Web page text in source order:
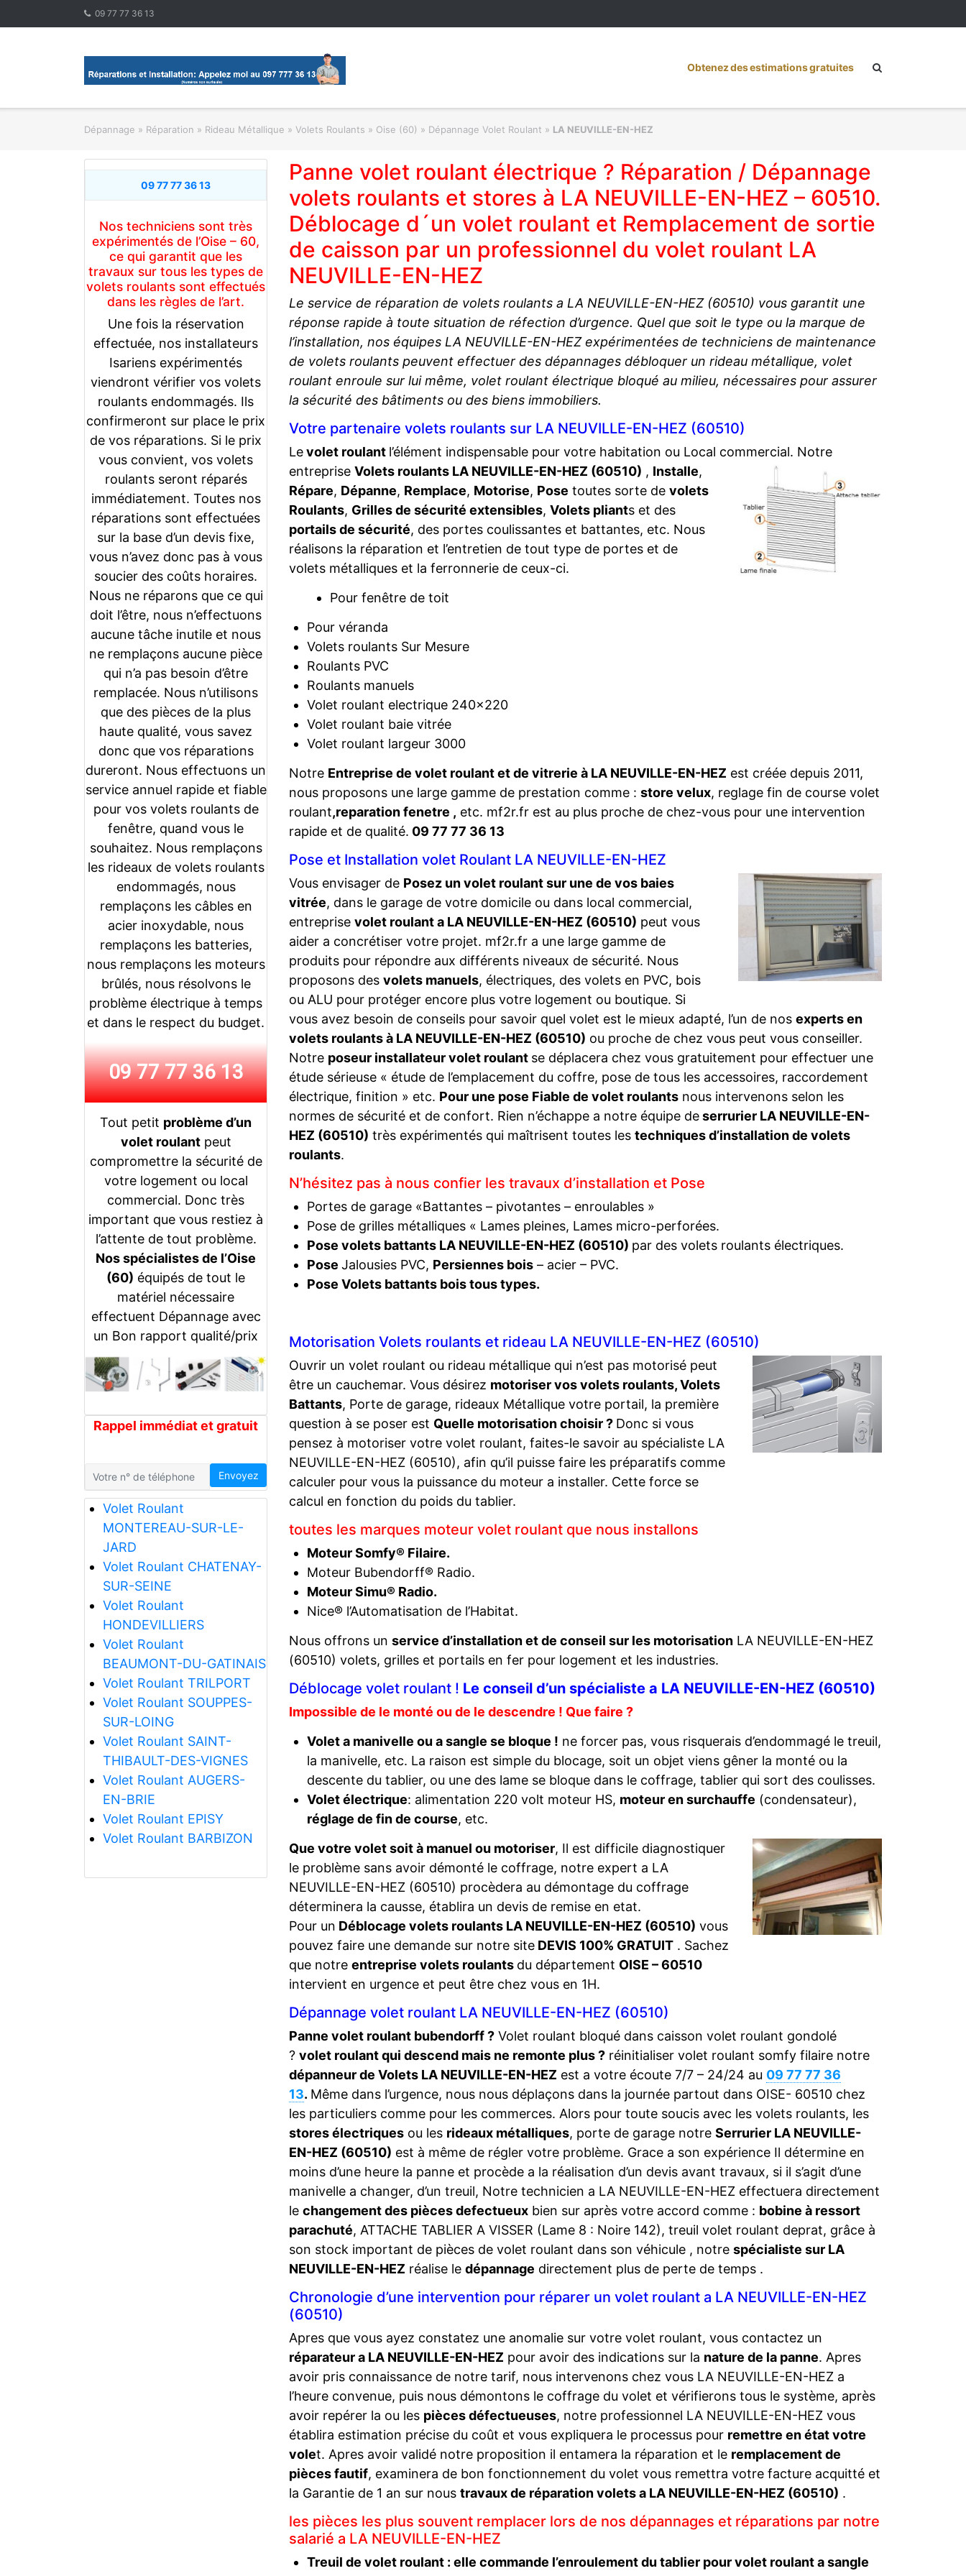
09 77 77 36 13
Obtenez des estimations gratuites
Dépannage » Réparation » Rideau Métallique » Volets Roulants » Oise (60) » Dépannage Volet Roulant » LA NEUVILLE-EN-HEZ
09 77 77 36 13
Nos techniciens sont très
expérimentés de l’Oise – 60,
ce qui garantit que les
travaux sur tous les types de
volets roulants sont effectués
dans les règles de l’art.
Une fois la réservation
effectuée, nos installateurs
Isariens expérimentés
viendront vérifier vos volets
roulants endommagés. Ils
confirmeront sur place le prix
de vos réparations. Si le prix
vous convient, vos volets
roulants seront réparés
immédiatement. Toutes nos
réparations sont effectuées
sur la base d’un devis fixe,
vous n’avez donc pas à vous
soucier des coûts horaires.
Nous ne réparons que ce qui
doit l’être, nous n’effectuons
aucune tâche inutile et nous
ne remplaçons aucune pièce
qui n’a pas besoin d’être
remplacée. Nous n’utilisons
que des pièces de la plus
haute qualité, vous savez
donc que vos réparations
dureront. Nous effectuons un
service annuel rapide et fiable
pour vos volets roulants de
fenêtre, quand vous le
souhaitez. Nous remplaçons
les rideaux de volets roulants
endommagés, nous
remplaçons les câbles en
acier inoxydable, nous
remplaçons les batteries,
nous remplaçons les moteurs
brûlés, nous résolvons le
problème électrique à temps
et dans le respect du budget.
09 77 77 36 13
Tout petit problème d’un
volet roulantpeut
compromettre la sécurité de
votre logement ou local
commercial. Donc très
important que vous restiez à
l’attente de tout problème.
Nos spécialistes de l’Oise
(60) équipés de tout le
matériel nécessaire
effectuent Dépannage avec
un Bon rapport qualité/prix
Rappel immédiat et gratuit
Envoyez
Volet Roulant
MONTEREAU-SUR-LE-
JARD
Volet Roulant CHATENAY-
SUR-SEINE
Volet Roulant
HONDEVILLIERS
Volet Roulant
BEAUMONT-DU-GATINAIS
Volet Roulant TRILPORT
Volet Roulant SOUPPES-
SUR-LOING
Volet Roulant SAINT-
THIBAULT-DES-VIGNES
Volet Roulant AUGERS-
EN-BRIE
Volet Roulant EPISY
Volet Roulant BARBIZON
Panne volet roulant électrique ? Réparation / Dépannage
volets roulants et stores à LA NEUVILLE-EN-HEZ – 60510.
Déblocage d´un volet roulant et Remplacement de sortie
de caisson par un professionnel du volet roulant LA
NEUVILLE-EN-HEZ
Le service de réparation de volets roulants a LA NEUVILLE-EN-HEZ (60510) vous garantit une
réponse rapide à toute situation de réfection d’urgence. Quel que soit le type ou la marque de
l’installation, nos équipes LA NEUVILLE-EN-HEZ expérimentées de techniciens de maintenance
de volets roulants peuvent effectuer des dépannages débloquer un rideau métallique, volet
roulant enroule sur lui même, volet roulant électrique bloqué au milieu, nécessaires pour assurer
la sécurité des bâtiments ou des biens immobiliers.
Votre partenaire volets roulants sur LA NEUVILLE-EN-HEZ (60510)
Levolet roulant l’élément indispensable pour votre habitation ou Local commercial. Notre
entreprise Volets roulants LA NEUVILLE-EN-HEZ (60510) , Installe,
Répare, Dépanne, Remplace, Motorise, Pose toutes sorte de volets
Roulants, Grilles de sécurité extensibles, Volets pliants et des
portails de sécurité, des portes coulissantes et battantes, etc. Nous
réalisons la réparation et l’entretien de tout type de portes et de
volets métalliques et la ferronnerie de ceux-ci.
Pour fenêtre de toit
Pour véranda
Volets roulants Sur Mesure
Roulants PVC
Roulants manuels
Volet roulant electrique 240×220
Volet roulant baie vitrée
Volet roulant largeur 3000
Notre Entreprise de volet roulant et de vitrerie à LA NEUVILLE-EN-HEZ est créée depuis 2011,
nous proposons une large gamme de prestation comme : store velux, reglage fin de course volet
roulant,reparation fenetre , etc. mf2r.fr est au plus proche de chez-vous pour une intervention
rapide et de qualité. 09 77 77 36 13
Pose et Installation volet Roulant LA NEUVILLE-EN-HEZ
Vous envisager de Posez un volet roulant sur une de vos baies
vitrée, dans le garage de votre domicile ou dans local commercial,
entreprise volet roulant a LA NEUVILLE-EN-HEZ (60510) peut vous
aider a concrétiser votre projet. mf2r.fr a une large gamme de
produits pour répondre aux différents niveaux de sécurité. Nous
proposons des volets manuels, électriques, des volets en PVC, bois
ou ALU pour protéger encore plus votre logement ou boutique. Si
vous avez besoin de conseils pour savoir quel volet est le mieux adapté, l’un de nos experts en
volets roulants à LA NEUVILLE-EN-HEZ (60510) ou proche de chez vous peut vous conseiller.
Notre poseur installateur volet roulant se déplacera chez vous gratuitement pour effectuer une
étude sérieuse « étude de l’emplacement du coffre, pose de tous les accessoires, raccordement
électrique, finition » etc. Pour une pose Fiable de volet roulants nous intervenons selon les
normes de sécurité et de confort. Rien n’échappe a notre équipe deserrurier LA NEUVILLE-EN-
HEZ (60510) très expérimentés qui maîtrisent toutes les techniques d’installation de volets
roulants.
N’hésitez pas à nous confier les travaux d’installation et Pose
Portes de garage «Battantes – pivotantes – enroulables »
Pose de grilles métalliques « Lames pleines, Lames micro-perforées.
Pose volets battants LA NEUVILLE-EN-HEZ (60510) par des volets roulants électriques.
Pose Jalousies PVC, Persiennes bois– acier – PVC.
Pose Volets battants bois tous types.
Motorisation Volets roulants et rideau LA NEUVILLE-EN-HEZ (60510)
Ouvrir un volet roulant ou rideau métallique qui n’est pas motorisé peut
être un cauchemar. Vous désirez motoriser vos volets roulants,Volets
Battants, Porte de garage, rideaux Métallique votre portail, la première
question à se poser est Quelle motorisation choisir ? Donc si vous
pensez à motoriser votre volet roulant, faites-le savoir au spécialiste LA
NEUVILLE-EN-HEZ (60510), afin qu’il puisse faire les préparatifs comme
calculer pour vous la puissance du moteur a installer. Cette force se
calcul en fonction du poids du tablier.
toutes les marques moteur volet roulant que nous installons
Moteur Somfy® Filaire.
Moteur Bubendorff® Radio.
Moteur Simu® Radio.
Nice® l’Automatisation de l’Habitat.
Nous offrons un service d’installation et de conseil sur les motorisation LA NEUVILLE-EN-HEZ
(60510) volets, grilles et portails en fer pour logement et les industries.
Déblocage volet roulant ! Le conseil d’un spécialiste a LA NEUVILLE-EN-HEZ (60510)
Impossible de le monté ou de le descendre ! Que faire ?
Volet a manivelle ou a sangle se bloque ! ne forcer pas, vous risquerais d’endommagé le treuil,
la manivelle, etc. La raison est simple du blocage, soit un objet viens gêner la monté ou la
descente du tablier, ou une des lame se bloque dans le coffrage, tablier qui sort des coulisses.
Volet électrique: alimentation 220 volt moteur HS, moteur en surchauffe (condensateur),
réglage de fin de course, etc.
Que votre volet soit à manuel ou motoriser, Il est difficile diagnostiquer
le problème sans avoir démonté le coffrage, notre expert a LA
NEUVILLE-EN-HEZ (60510) procèdera au démontage du coffrage
déterminera la causse, établira un devis de remise en etat.
Pour un Déblocage volets roulants LA NEUVILLE-EN-HEZ (60510) vous
pouvez faire une demande sur notre site DEVIS 100% GRATUIT . Sachez
que notre entreprise volets roulants du département OISE – 60510
intervient en urgence et peut être chez vous en 1H.
Dépannage volet roulant LA NEUVILLE-EN-HEZ (60510)
Panne volet roulant bubendorff ? Volet roulant bloqué dans caisson volet roulant gondolé
? volet roulant qui descend mais ne remonte plus ? réinitialiser volet roulant somfy filaire notre
dépanneur de Volets LA NEUVILLE-EN-HEZ est a votre écoute 7/7 – 24/24 au 09 77 77 36
13. Même dans l’urgence, nous nous déplaçons dans la journée partout dans OISE- 60510 chez
les particuliers comme pour les commerces. Alors pour toute soucis avec les volets roulants, les
stores électriques ou les rideaux métalliques, porte de garage notre Serrurier LA NEUVILLE-
EN-HEZ (60510) est à même de régler votre problème. Grace a son expérience Il détermine en
moins d’une heure la panne et procède a la réalisation d’un devis avant travaux, si il s’agit d’une
manivelle a changer, d’un treuil, Notre technicien a LA NEUVILLE-EN-HEZ effectuera directement
le changement des pièces defectueux bien sur après votre accord comme : bobine à ressort
parachuté, ATTACHE TABLIER A VISSER (Lame 8 : Noire 142), treuil volet roulant deprat, grâce à
son stock important de pièces de volet roulant dans son véhicule , notre spécialiste sur LA
NEUVILLE-EN-HEZ réalise le dépannage directement plus de perte de temps .
Chronologie d’une intervention pour réparer un volet roulant a LA NEUVILLE-EN-HEZ
(60510)
Apres que vous ayez constatez une anomalie sur votre volet roulant, vous contactez un
réparateur a LA NEUVILLE-EN-HEZ pour avoir des indications sur la nature de la panne. Apres
avoir pris connaissance de notre tarif, nous intervenons chez vous LA NEUVILLE-EN-HEZ a
l’heure convenue, puis nous démontons le coffrage du volet et vérifierons tous le système, après
avoir repérer la ou les pièces défectueuses, notre professionnel LA NEUVILLE-EN-HEZ vous
établira estimation précise du coût et vous expliquera le processus pour remettre en état votre
volet. Apres avoir validé notre proposition il entamera la réparation et le remplacement de
pièces fautif, examinera de bon fonctionnement du volet vous remettra votre facture acquitté et
la Garantie de 1 an sur nous travaux de réparation volets a LA NEUVILLE-EN-HEZ (60510) .
les pièces les plus souvent remplacer lors de nos dépannages et réparations par notre
salarié a LA NEUVILLE-EN-HEZ
Treuil de volet roulant : elle commande l’enroulement du tablier pour volet roulant a sangle